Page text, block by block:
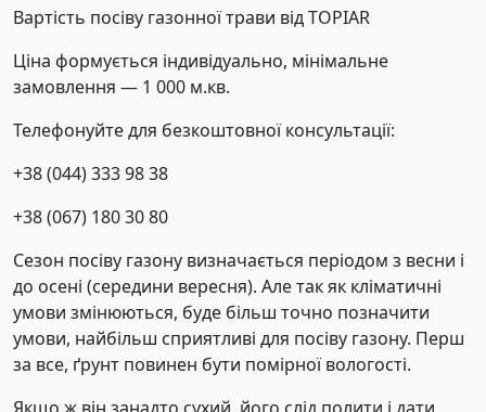
Вартість посіву газонної трави від TOPIAR
Ціна формується індивідуально, мінімальне
замовлення — 1 000 м.кв.
Телефонуйте для безкоштовної консультації:
+38 (044) 333 98 38
+38 (067) 180 30 80
Сезон посіву газону визначається періодом з весни і
до осені (середини вересня). Але так як кліматичні
умови змінюються, буде більш точно позначити
умови, найбільш сприятливі для посіву газону. Перш
за все, ґрунт повинен бути помірної вологості.